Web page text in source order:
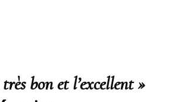
bon et l’excellent »